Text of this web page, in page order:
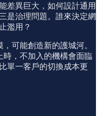
差異巨大，如何設計通用
是治理問題。誰來決定網
濫用？
可能創造新的護城河。
時，不加入的機構會面臨
單一客戶的切換成本更